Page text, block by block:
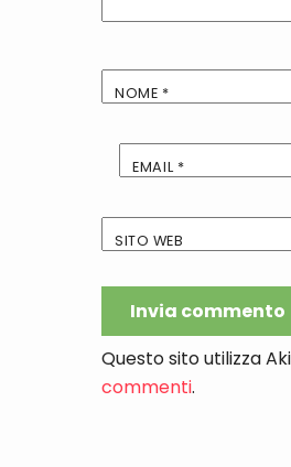
NOME *
EMAIL *
SITO WEB
Questo sito utilizza
commenti.